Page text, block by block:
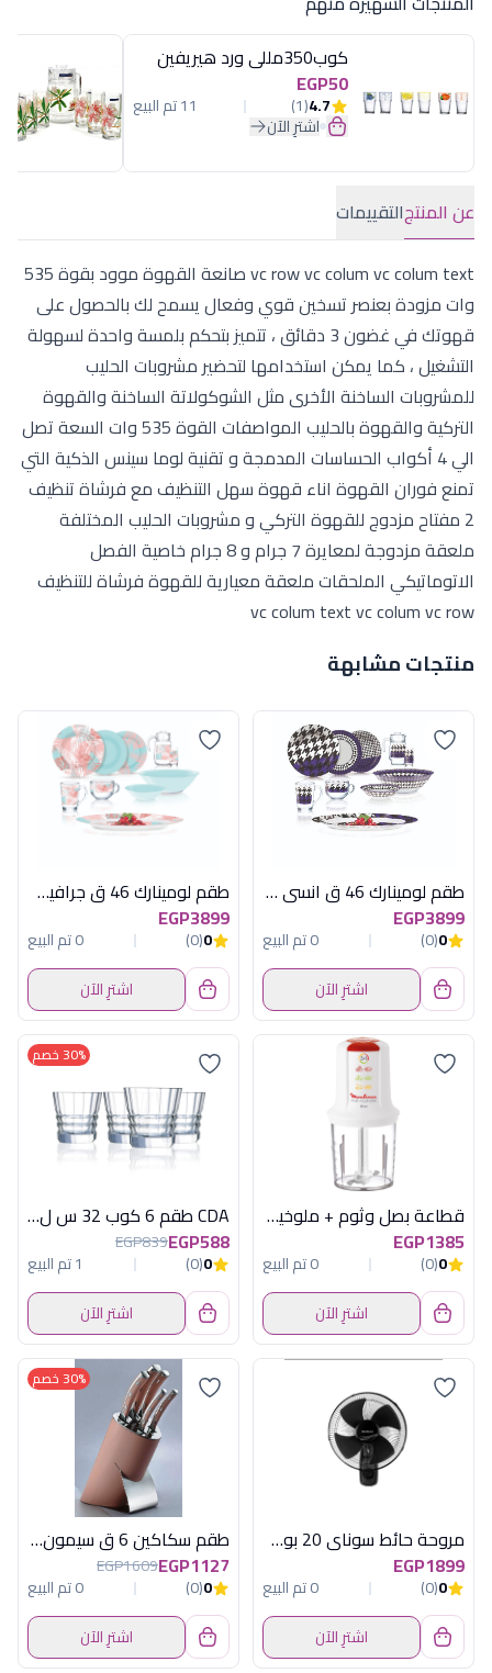
كوب350مللى ورد هيريفين
EGP50
4.7
(1) 11 تم البيع
اشترِ الآن
عن المنتجالتقييمات
vc row vc colum vc colum text صانعة القهوة موود بقوة 535
وات مزودة بعنصر تسخين قوي وفعال يسمح لك بالحصول على
قهوتك في غضون 3 دقائق ، تتميز بتحكم بلمسة واحدة لسهولة
التشغيل ، كما يمكن استخدامها لتحضير مشروبات الحليب
للمشروبات الساخنة الأخرى مثل الشوكولاتة الساخنة والقهوة
التركية والقهوة بالحليب المواصفات القوة 535 وات السعة تصل
الي 4 أكواب الحساسات المدمجة و تقنية لوما سينس الذكية التي
تمنع فوران القهوة اناء قهوة سهل التنظيف مع فرشاة تنظيف
2 مفتاح مزدوج للقهوة التركي و مشروبات الحليب المختلفة
ملعقة مزدوجة لمعايرة 7 جرام و 8 جرام خاصية الفصل
الاتوماتيكي الملحقات ملعقة معيارية للقهوة فرشاة للتنظيف
vc colum text vc colum vc row
منتجات مشابهة
طقم لومينارك 46 ق انسى بربل اماراتى
EGP3899
0
(0)
0 تم البيع
اشترِ الآن
طقم لومينارك 46 ق جرافيك جنجل اماراتى
EGP3899
0
(0)
0 تم البيع
اشترِ الآن
قطاعة بصل وثوم + ملوخية مولينكس 500 وات
EGP1385
0
(0)
0 تم البيع
اشترِ الآن
30% خصم
CDA طقم 6 كوب 32 س ل اركتكت
EGP588
EGP839
0
(0)
1 تم البيع
اشترِ الآن
مروحة حائط سوناي 20 بوصة بالريموت 80 وات, 3 مستويات للسرعة و مؤقت يصل الي 7.5 ساعات MAR-2022
EGP1899
0
(0)
0 تم البيع
اشترِ الآن
30% خصم
طقم سكاكين 6 ق سيمون باستاند هابى هوم
EGP1127
EGP1609
0
(0)
0 تم البيع
اشترِ الآن